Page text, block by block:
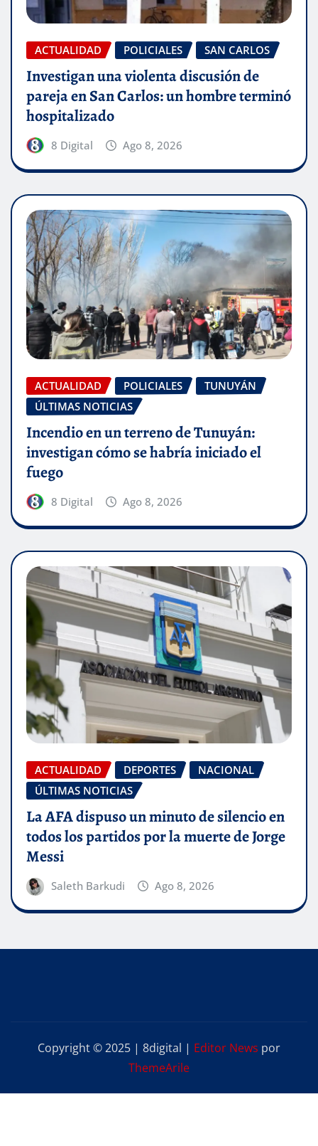
ACTUALIDAD POLICIALES SAN CARLOS
Investigan una violenta discusión de
pareja en San Carlos: un hombre terminó
hospitalizado
8 Digital Ago 8, 2026
ACTUALIDAD POLICIALES
TUNUYÁN
ÚLTIMAS NOTICIAS
Incendio en un terreno de Tunuyán:
investigan cómo se habría iniciado el
fuego
8 Digital Ago 8, 2026
ACTUALIDAD DEPORTES
NACIONAL
ÚLTIMAS NOTICIAS
La AFA dispuso un minuto de silencio en
todos los partidos por la muerte de Jorge
Messi
Saleth Barkudi Ago 8, 2026
Copyright © 2025 | 8digital | Editor News por
ThemeArile